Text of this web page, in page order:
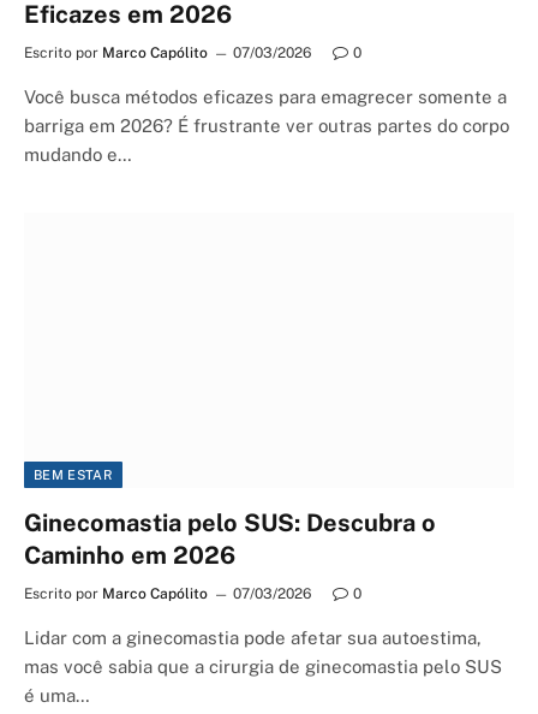
Eficazes em 2026
Escrito por Marco Capólito 07/03/2026 0
Você busca métodos eficazes para emagrecer somente a
barriga em 2026? É frustrante ver outras partes do corpo
mudando e…
BEM ESTAR
Ginecomastia pelo SUS: Descubra o
Caminho em 2026
Escrito por Marco Capólito 07/03/2026 0
Lidar com a ginecomastia pode afetar sua autoestima,
mas você sabia que a cirurgia de ginecomastia pelo SUS
é uma…